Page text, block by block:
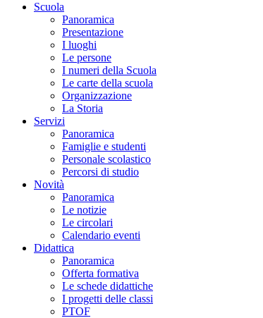
Scuola
Panoramica
Presentazione
I luoghi
Le persone
I numeri della Scuola
Le carte della scuola
Organizzazione
La Storia
Servizi
Panoramica
Famiglie e studenti
Personale scolastico
Percorsi di studio
Novità
Panoramica
Le notizie
Le circolari
Calendario eventi
Didattica
Panoramica
Offerta formativa
Le schede didattiche
I progetti delle classi
PTOF